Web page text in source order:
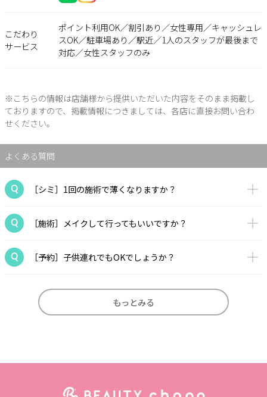
こだわり
サービス
ポイント利用OK／割引あり／女性専用／キャッシュレ
スOK／駐車場あり／駅近／1人のスタッフが最後まで
対応／女性スタッフのみ
※こちらの情報は店舗様から提供いただいた内容をそのまま掲載し
ておりますので、掲載情報につきましては、各店に直接お問い合わ
せください。
よくある質問
［シミ］1回の施術で薄くなりますか？
［施術］メイクして行ってもいいですか？
［予約］子供連れでもOKでしょうか？
もっとみる